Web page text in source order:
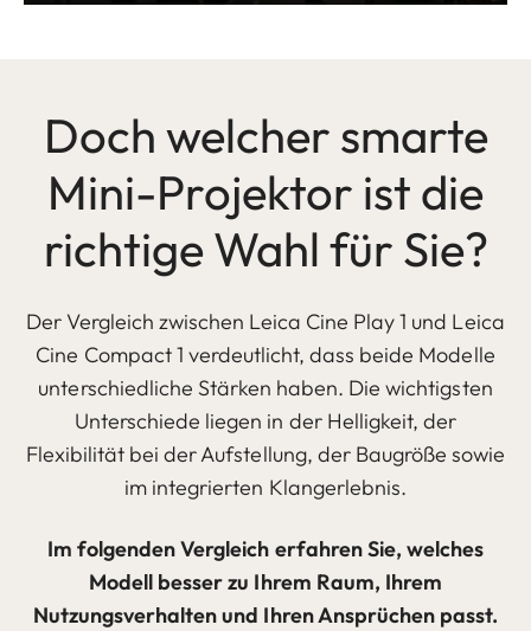
Doch welcher smarte
Mini-Projektor ist die
richtige Wahl für Sie?
Der Vergleich zwischen Leica Cine Play 1 und Leica
Cine Compact 1 verdeutlicht, dass beide Modelle
unterschiedliche Stärken haben. Die wichtigsten
Unterschiede liegen in der Helligkeit, der
Flexibilität bei der Aufstellung, der Baugröße sowie
im integrierten Klangerlebnis.
Im folgenden Vergleich erfahren Sie, welches
Modell besser zu Ihrem Raum, Ihrem
Nutzungsverhalten und Ihren Ansprüchen passt.